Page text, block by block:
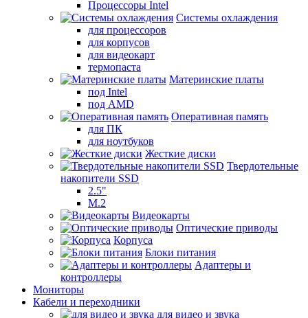
Процессоры Intel
Системы охлаждения
для процессоров
для корпусов
для видеокарт
термопаста
Материнские платы
под Intel
под AMD
Оперативная память
для ПК
для ноутбуков
Жесткие диски
Твердотельные
накопители SSD
2.5"
M.2
Видеокарты
Оптические приводы
Корпуса
Блоки питания
Адаптеры и
контроллеры
Мониторы
Кабели и переходники
для видео и звука